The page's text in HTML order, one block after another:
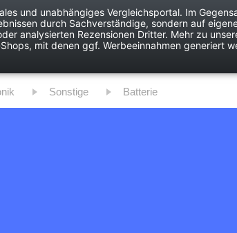
Baby Digitales Drogerie
Sonstige Batterie
und unabhängiges Vergleichsportal. Im
durch Sachverständige, sondern auf
analysierten Rezensionen Dritter. Mehr zu
mit denen ggf. Werbeeinnahmen generiert